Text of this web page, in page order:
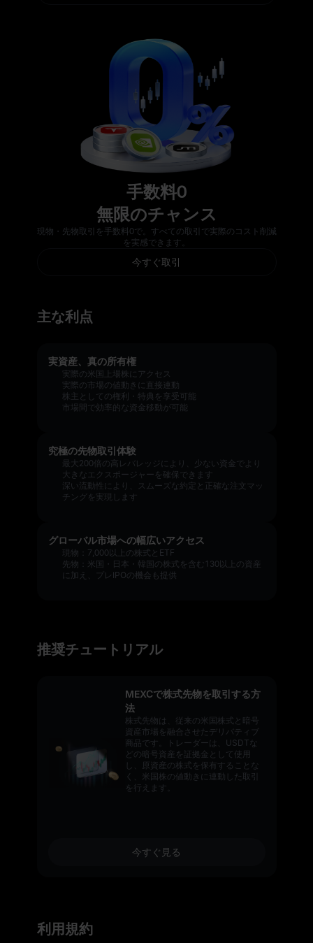
手数料0
無限のチャンス
現物・先物取引を手数料0で。すべての取引で実際のコスト削減
を実感できます。
今すぐ取引
主な利点
実資産、真の所有権
実際の米国上場株にアクセス
実際の市場の値動きに直接連動
株主としての権利・特典を享受可能
市場間で効率的な資金移動が可能
究極の先物取引体験
最大200倍の高レバレッジにより、少ない資金でより
大きなエクスポージャーを確保できます
深い流動性により、スムーズな約定と正確な注文マッ
チングを実現します
グローバル市場への幅広いアクセス
現物：7,000以上の株式とETF
先物：米国・日本・韓国の株式を含む130以上の資産
に加え、プレIPOの機会も提供
推奨チュートリアル
MEXCで株式先物を取引する方
法
株式先物は、従来の米国株式と暗号
資産市場を融合させたデリバティブ
商品です。トレーダーは、USDTな
どの暗号資産を証拠金として使用
し、原資産の株式を保有することな
く、米国株の値動きに連動した取引
を行えます。
今すぐ見る
利用規約